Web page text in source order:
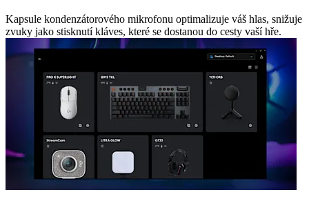
Kapsule kondenzátorového mikrofonu optimalizuje váš hlas, snižuje
zvuky jako stisknutí kláves, které se dostanou do cesty vaší hře.